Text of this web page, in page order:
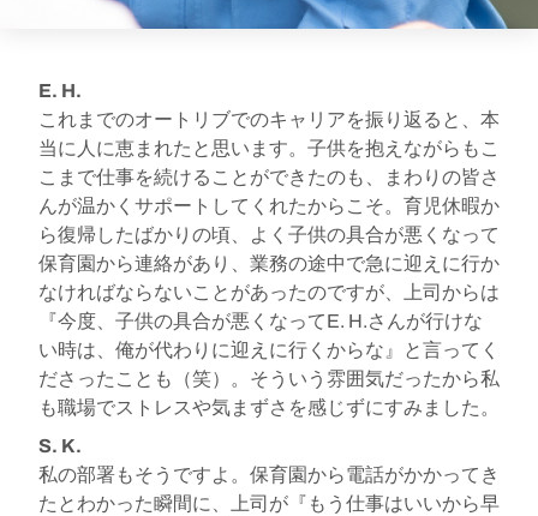
E. H.
これまでのオートリブでのキャリアを振り返ると、本
当に人に恵まれたと思います。子供を抱えながらもこ
こまで仕事を続けることができたのも、まわりの皆さ
んが温かくサポートしてくれたからこそ。育児休暇か
ら復帰したばかりの頃、よく子供の具合が悪くなって
保育園から連絡があり、業務の途中で急に迎えに行か
なければならないことがあったのですが、上司からは
『今度、子供の具合が悪くなってE. H.さんが行けな
い時は、俺が代わりに迎えに行くからな』と言ってく
ださったことも（笑）。そういう雰囲気だったから私
も職場でストレスや気まずさを感じずにすみました。
S. K.
私の部署もそうですよ。保育園から電話がかかってき
たとわかった瞬間に、上司が『もう仕事はいいから早